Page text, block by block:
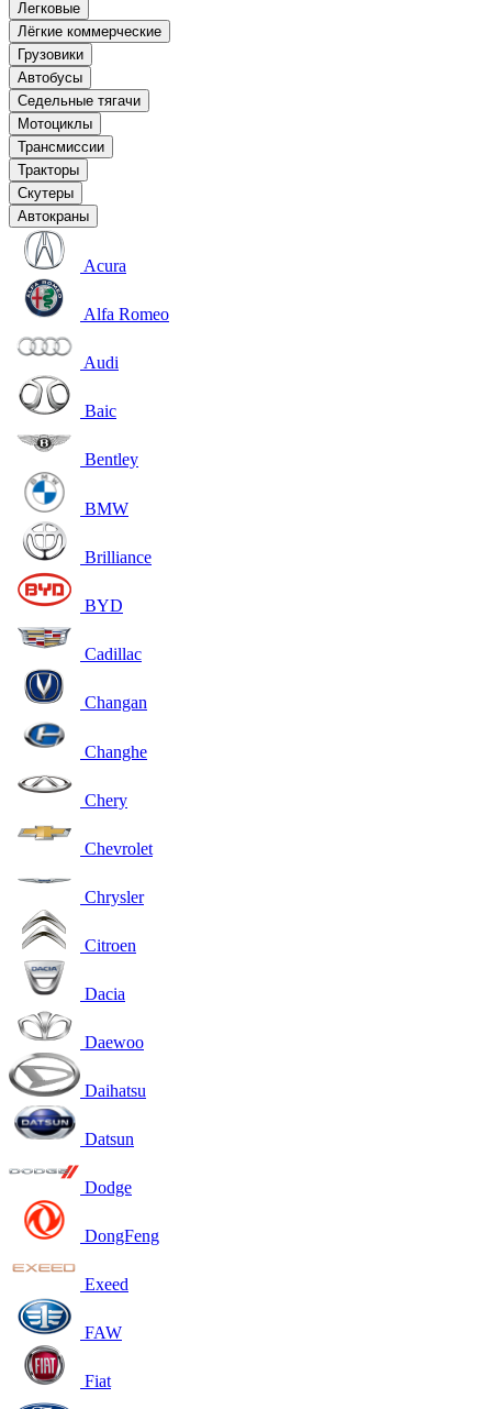
Легковые
Лёгкие коммерческие
Грузовики
Автобусы
Седельные тягачи
Мотоциклы
Трансмиссии
Тракторы
Скутеры
Автокраны
Acura
Alfa Romeo
Audi
Baic
Bentley
BMW
Brilliance
BYD
Cadillac
Changan
Changhe
Chery
Chevrolet
Chrysler
Citroen
Dacia
Daewoo
Daihatsu
Datsun
Dodge
DongFeng
Exeed
FAW
Fiat